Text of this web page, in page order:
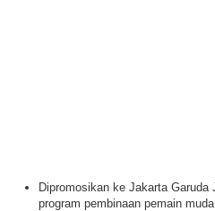
Dipromosikan ke Jakarta Garuda
program pembinaan pemain muda